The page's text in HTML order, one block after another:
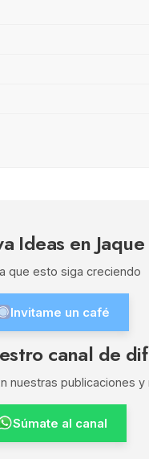
Ideas en Jaque
que esto siga creciendo
Invitame un café
canal de
nuestras publicaciones
Súmate al canal